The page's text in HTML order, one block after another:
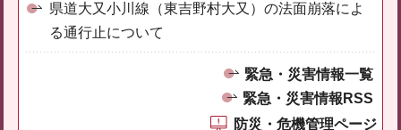
県道大又小川線（東吉野村大又）の法面崩落によ
る通行止について
緊急・災害情報一覧
緊急・災害情報RSS
防災・危機管理ページ